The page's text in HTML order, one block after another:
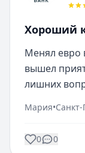
Хороший
Менял евро
вышел
лишних
Мария•
0 0